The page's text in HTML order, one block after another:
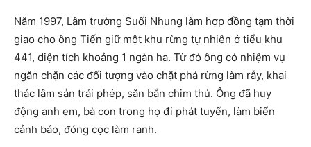
Năm 1997, Lâm trường Suối Nhung làm hợp đồng tạm thời
giao cho ông Tiến giữ một khu rừng tự nhiên ở tiểu khu
441, diện tích khoảng 1 ngàn ha. Từ đó ông có nhiệm vụ
ngăn chặn các đối tượng vào chặt phá rừng làm rẫy, khai
thác lâm sản trái phép, săn bắn chim thú. Ông đã huy
động anh em, bà con trong họ đi phát tuyến, làm biển
cảnh báo, đóng cọc làm ranh.